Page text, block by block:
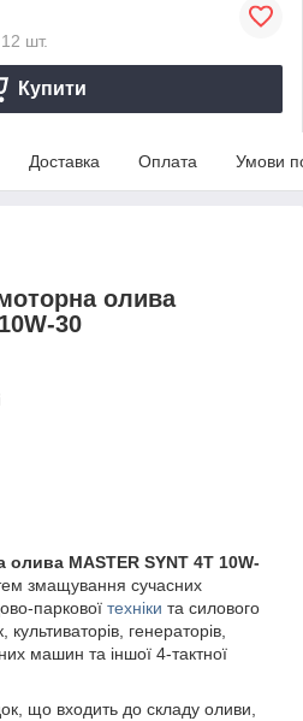
шт.
Купити
Доставка Оплата Умови
олива
30
олива MASTER SYNT 4T 10W-
змащування сучасних
паркової техніки та силового
генераторів,
машин та іншої 4-тактної
що входить до складу оливи,